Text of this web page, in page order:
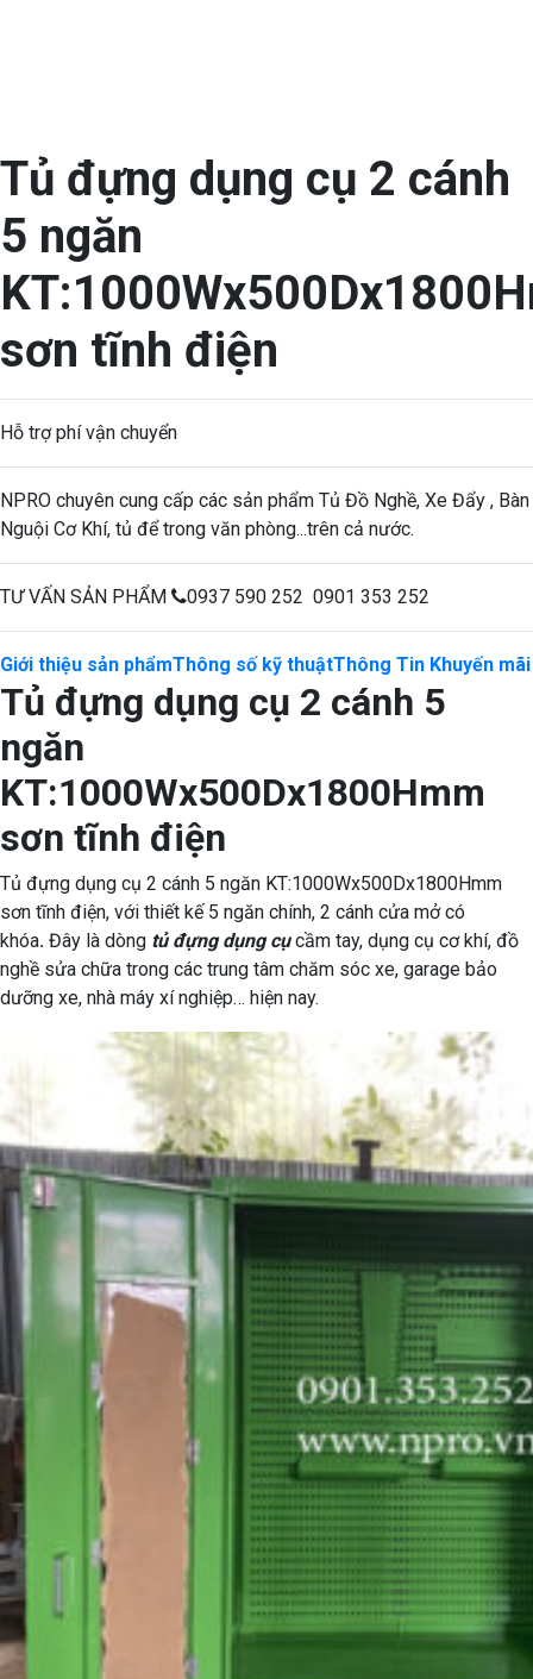
Tủ đựng dụng cụ 2 cánh
5 ngăn
sơn tĩnh điện
Hỗ trợ phí vận chuyển
NPRO chuyên cung cấp các sản phẩm Tủ Đồ Nghề, Xe Đẩy , Bàn
Nguội Cơ Khí, tủ để trong văn phòng...trên cả nước.
TƯ VẤN SẢN PHẨM 0937 590 252 0901 353 252
Giới thiệu sản phẩmThông số kỹ thuậtThông Tin Khuyến mãi
Tủ đựng dụng cụ 2 cánh 5
ngăn
KT:1000Wx500Dx1800Hmm
sơn tĩnh điện
Tủ đựng dụng cụ 2 cánh 5 ngăn KT:1000Wx500Dx1800Hmm
sơn tĩnh điện, với thiết kế 5 ngăn chính, 2 cánh cửa mở có
khóa. Đây là dòng tủ đựng dụng cụcầm tay, dụng cụ cơ khí, đồ
nghề sửa chữa trong các trung tâm chăm sóc xe, garage bảo
dưỡng xe, nhà máy xí nghiệp… hiện nay.